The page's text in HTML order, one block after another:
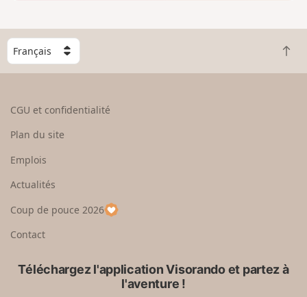
C
h
o
e
u
p
a
R
e
CGU et confidentialité
Plan du site
Emplois
Actualités
Coup de pouce 2026
Contact
Téléchargez l'application Visorando et partez à
l'aventure !